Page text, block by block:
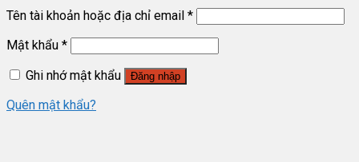
Tên tài khoản hoặc địa chỉ email *
Mật khẩu *
Ghi nhớ mật khẩu
Đăng nhập
Quên mật khẩu?